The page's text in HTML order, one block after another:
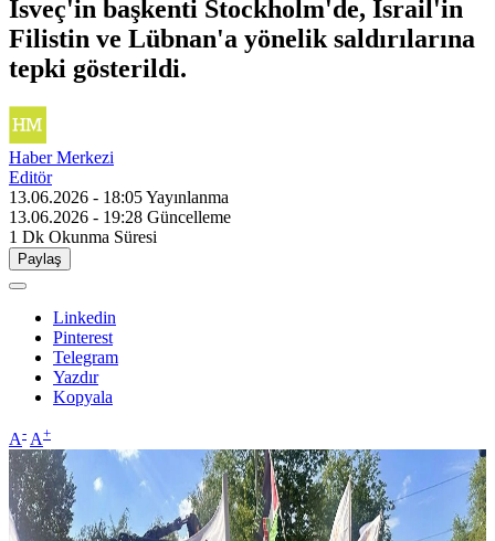
İsveç'in başkenti Stockholm'de, İsrail'in
Filistin ve Lübnan'a yönelik saldırılarına
tepki gösterildi.
Haber Merkezi
Editör
13.06.2026 - 18:05Yayınlanma
13.06.2026 - 19:28 Güncelleme
1 Dk Okunma Süresi
Paylaş
Linkedin
Pinterest
Telegram
Yazdır
Kopyala
A- A+